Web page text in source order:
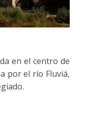
en el centro de
por el río Fluviá,